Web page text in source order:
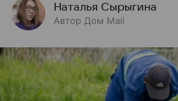
Наталья Сырыгина
Автор Дом Mail